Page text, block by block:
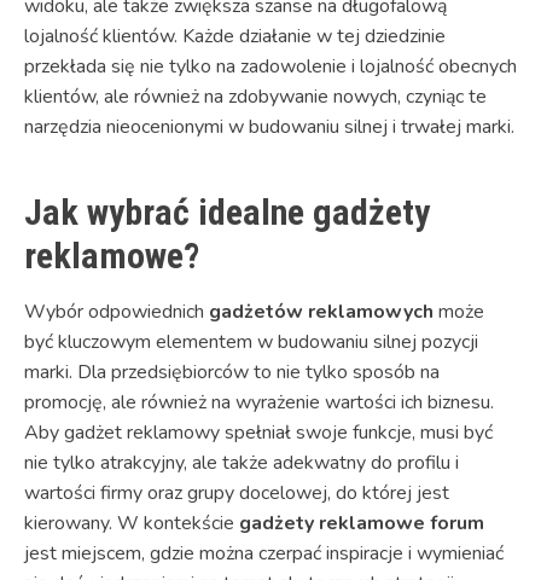
widoku, ale także zwiększa szanse na długofalową
lojalność klientów. Każde działanie w tej dziedzinie
przekłada się nie tylko na zadowolenie i lojalność obecnych
klientów, ale również na zdobywanie nowych, czyniąc te
narzędzia nieocenionymi w budowaniu silnej i trwałej marki.
Jak wybrać idealne gadżety
reklamowe?
Wybór odpowiednich gadżetów reklamowych może
być kluczowym elementem w budowaniu silnej pozycji
marki. Dla przedsiębiorców to nie tylko sposób na
promocję, ale również na wyrażenie wartości ich biznesu.
Aby gadżet reklamowy spełniał swoje funkcje, musi być
nie tylko atrakcyjny, ale także adekwatny do profilu i
wartości firmy oraz grupy docelowej, do której jest
kierowany. W kontekście gadżety reklamowe forum
jest miejscem, gdzie można czerpać inspiracje i wymieniać